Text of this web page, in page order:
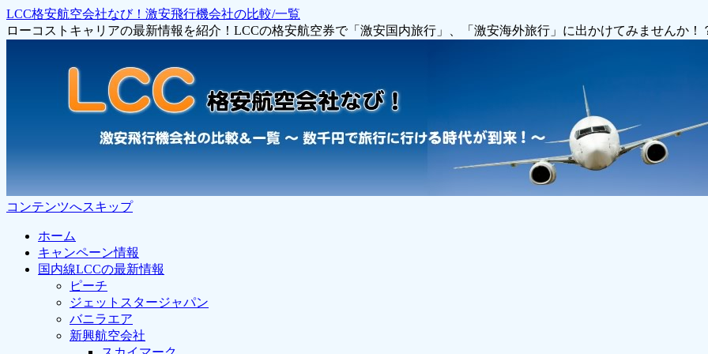
LCC格安航空会社なび！激安飛行機会社の比較/一覧
ローコストキャリアの最新情報を紹介！LCCの格安航空券で「激安国内旅行」、「激安海外旅行」に出かけてみませんか！
コンテンツへスキップ
ホーム
キャンペーン情報
国内線LCCの最新情報
ピーチ
ジェットスタージャパン
バニラエア
新興航空会社